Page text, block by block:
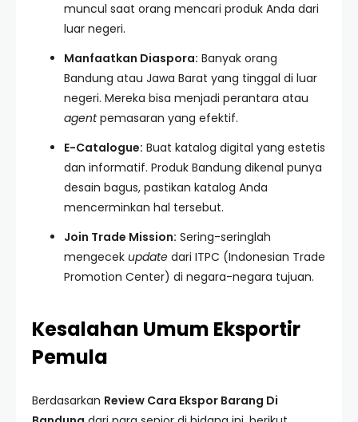
muncul saat orang mencari produk Anda dari
luar negeri.
Manfaatkan Diaspora: Banyak orang
Bandung atau Jawa Barat yang tinggal di luar
negeri. Mereka bisa menjadi perantara atau
agentpemasaran yang efektif.
E-Catalogue: Buat katalog digital yang estetis
dan informatif. Produk Bandung dikenal punya
desain bagus, pastikan katalog Anda
mencerminkan hal tersebut.
Join Trade Mission: Sering-seringlah
mengecek update dari ITPC (Indonesian Trade
Promotion Center) di negara-negara tujuan.
Kesalahan Umum Eksportir
Pemula
Berdasarkan Review Cara Ekspor Barang Di